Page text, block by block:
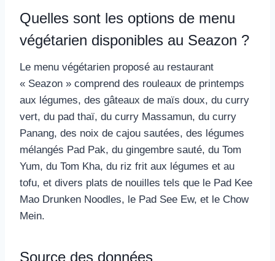
Quelles sont les options de menu
végétarien disponibles au Seazon ?
Le menu végétarien proposé au restaurant
« Seazon » comprend des rouleaux de printemps
aux légumes, des gâteaux de maïs doux, du curry
vert, du pad thaï, du curry Massamun, du curry
Panang, des noix de cajou sautées, des légumes
mélangés Pad Pak, du gingembre sauté, du Tom
Yum, du Tom Kha, du riz frit aux légumes et au
tofu, et divers plats de nouilles tels que le Pad Kee
Mao Drunken Noodles, le Pad See Ew, et le Chow
Mein.
Source des données